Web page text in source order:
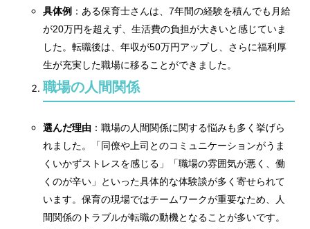
具体例 ：ある保育士さんは、7年間の経験を積んでも月給
が20万円を超えず、生活費の負担が大きいと感じていま
した。転職後は、年収が50万円アップし、さらに福利厚
生が充実した職場に移ることができました。
職場の人間関係
選んだ理由 ：職場の人間関係に関する悩みも多く挙げら
れました。「同僚や上司とのコミュニケーションがうま
くいかずストレスを感じる」「職場の雰囲気が悪く、働
くのが辛い」といった具体的な体験談が多く寄せられて
います。保育の現場ではチームワークが重要なため、人
間関係のトラブルが転職の動機となることが多いです。